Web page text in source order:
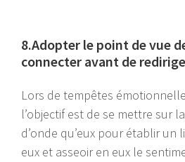
8.Adopter le point de vue
connecter avant de
Lors de tempêtes
l’objectif est de se mettre sur
d’onde qu’eux pour établir un
eux et asseoir en eux le